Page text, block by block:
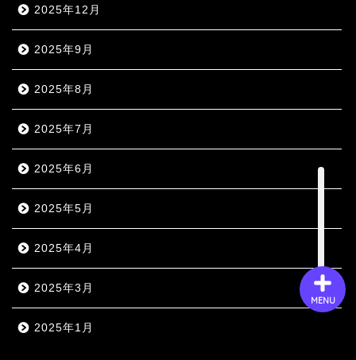
2025年12月
2025年9月
2025年8月
2025年7月
2025年6月
2025年5月
2025年4月
2025年3月
2025年1月
MENU
サービス
採用情報
お問い合わせ